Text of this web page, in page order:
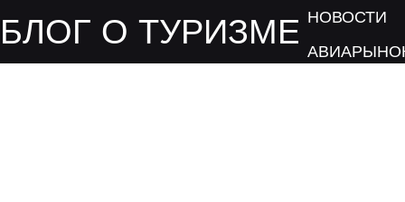
БЛОГ О ТУРИЗМЕ НОВОСТИ